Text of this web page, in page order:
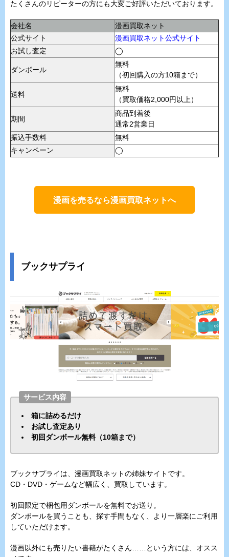
たくさんのリピーターの方にも大変ご好評いただいております。
会社名
漫画買取ネット
公式サイト
漫画買取ネット公式サイト
お試し査定
◯
ダンボール
無料
（初回購入の方10箱まで）
送料
無料
（買取価格2,000円以上）
期間
商品到着後
通常2営業日
振込手数料
無料
キャンペーン
◯
漫画を売るなら漫画買取ネットへ
ブックサプライ
サービス内容
箱に詰めるだけ
お試し査定あり
初回ダンボール無料（10箱まで）
ブックサプライは、漫画買取ネットの姉妹サイトです。
CD・DVD・ゲームなど幅広く、買取しています。
初回限定で梱包用ダンボールを無料でお送り。
ダンボールを買うことも、探す手間もなく、より一層楽にご利用
していただけます。
漫画以外にも売りたい書籍がたくさん……という方には、オスス